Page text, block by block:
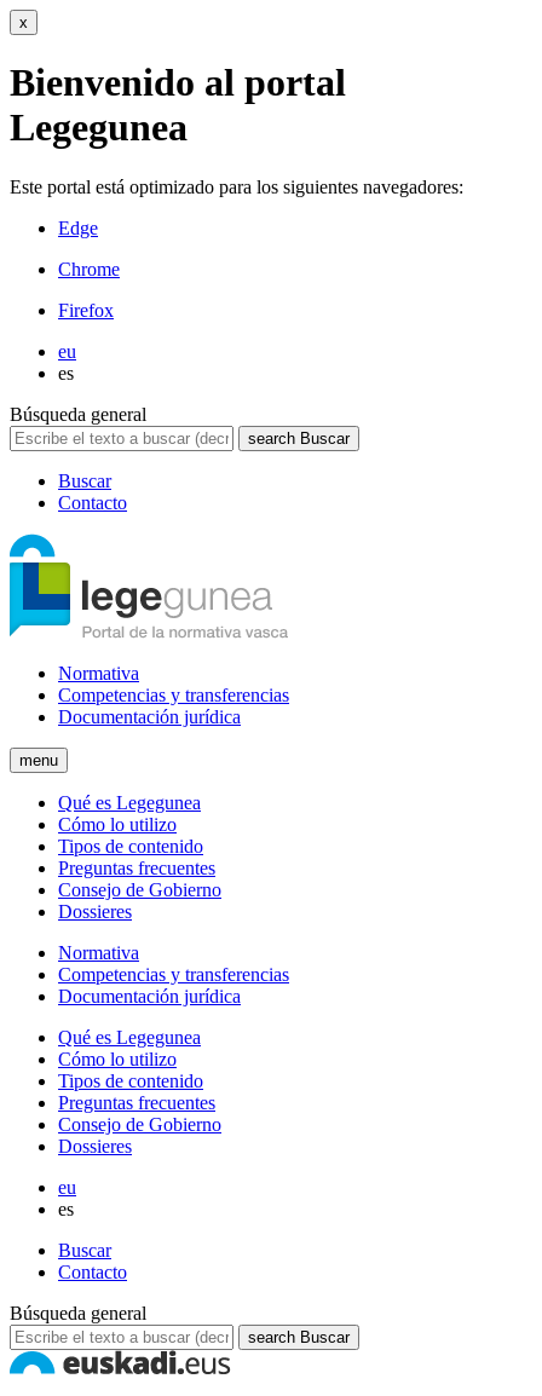
x
Bienvenido al portal
Legegunea
Este portal está optimizado para los siguientes navegadores:
Edge
Chrome
Firefox
eu
es
Búsqueda general
search Buscar
Buscar
Contacto
Normativa
Competencias y transferencias
Documentación jurídica
menu
Qué es Legegunea
Cómo lo utilizo
Tipos de contenido
Preguntas frecuentes
Consejo de Gobierno
Dossieres
Normativa
Competencias y transferencias
Documentación jurídica
Qué es Legegunea
Cómo lo utilizo
Tipos de contenido
Preguntas frecuentes
Consejo de Gobierno
Dossieres
eu
es
Buscar
Contacto
Búsqueda general
search Buscar